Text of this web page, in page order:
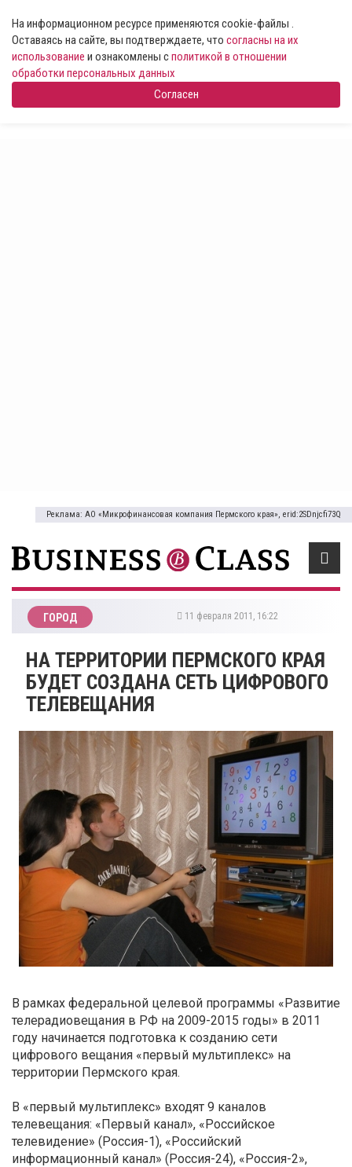
На информационном ресурсе применяются cookie-файлы .
Оставаясь на сайте, вы подтверждаете, что согласны на их
использование и ознакомлены сполитикой в отношении
обработки персональных данных
Согласен
Реклама: АО «Микрофинансовая компания Пермского края», erid:2SDnjcfi73Q
ГОРОД 11 февраля 2011, 16:22
НА ТЕРРИТОРИИ ПЕРМСКОГО КРАЯ
БУДЕТ СОЗДАНА СЕТЬ ЦИФРОВОГО
ТЕЛЕВЕЩАНИЯ
В рамках федеральной целевой программы «Развитие
телерадиовещания в РФ на 2009-2015 годы» в 2011
году начинается подготовка к созданию сети
цифрового вещания «первый мультиплекс» на
территории Пермского края.
В «первый мультиплекс» входят 9 каналов
телевещания: «Первый канал», «Российское
телевидение» (Россия-1), «Российский
информационный канал» (Россия-24), «Россия-2»,